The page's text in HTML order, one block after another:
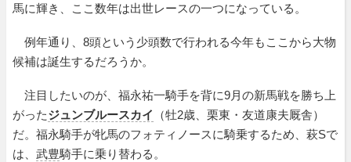
馬に輝き、ここ数年は出世レースの一つになっている。
例年通り、8頭という少頭数で行われる今年もここから大物
候補は誕生するだろうか。
注目したいのが、福永祐一騎手を背に9月の新馬戦を勝ち上
がったジュンブルースカイ
（牡2歳、栗東・友道康夫厩舎）
だ。福永騎手が牝馬のフォティノースに騎乗するため、萩Sで
は、 武豊騎手に乗り替わる。